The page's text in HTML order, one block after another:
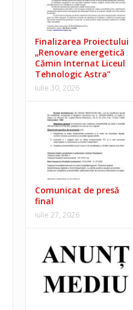
Finalizarea Proiectului
„Renovare energetică
Cămin Internat Liceul
Tehnologic Astra”
iulie 30, 2026
Comunicat de presă
final
iulie 27, 2026